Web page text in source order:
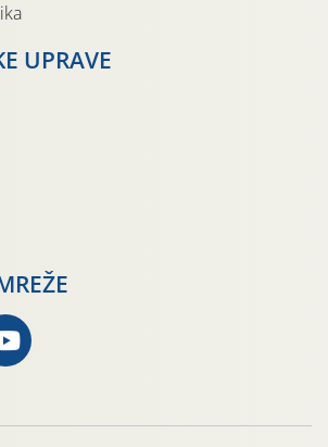
UPRAVE